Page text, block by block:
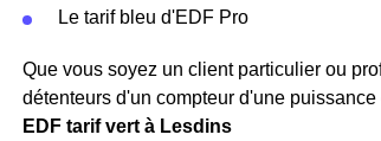
Le tarif bleu d'EDF Pro
Que vous soyez un client particulier ou
détenteurs d'un compteur d'une
EDF tarif vert à Lesdins